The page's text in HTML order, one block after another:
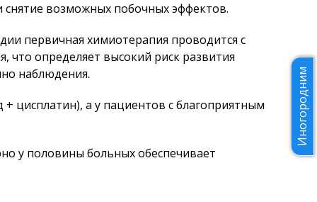
возможных побочных эффектов.
первичная химиотерапия проводится с
что определяет высокий риск развития
наблюдения.
цисплатин), а у пациентов с благоприятным
у половины больных обеспечивает
Иногородним